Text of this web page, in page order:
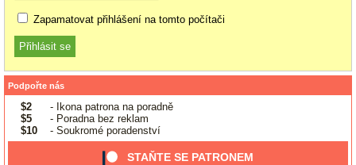
Zapamatovat přihlášení na tomto počítači
Podpořte nás
$2
- Ikona patrona na poradně
$5
- Poradna bez reklam
$10
- Soukromé poradenství
STAŇTE SE PATRONEM